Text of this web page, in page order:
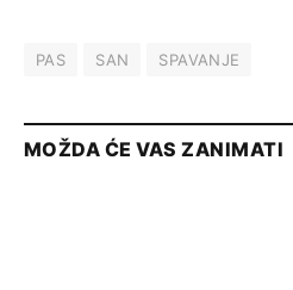
PAS SAN SPAVANJE
MOŽDA ĆE VAS ZANIMATI